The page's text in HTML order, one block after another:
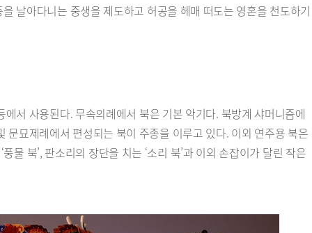
날아다니는 중생을 제도하고 허공을 헤매 떠도는 영혼을 천도하기
서 사용된다. 무속의례에서 북은 기본 악기다. 북방계 샤머니즘에
묘제례에서 편성되는 북이 주종을 이루고 있다. 이외 연주용 북은
북’, 판소리의 장단을 치는 ‘소리 북’과 이외 손잡이가 달린 작은